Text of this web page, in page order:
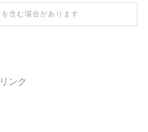
含む場合があります
ンク